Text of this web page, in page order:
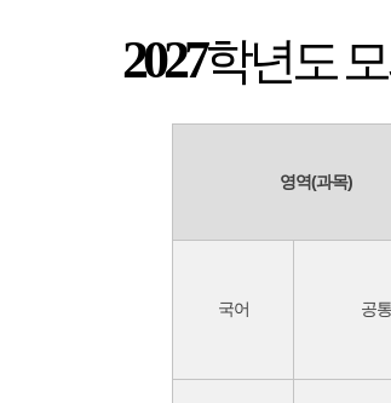
2027학년도
영역(과목)
국어 공통